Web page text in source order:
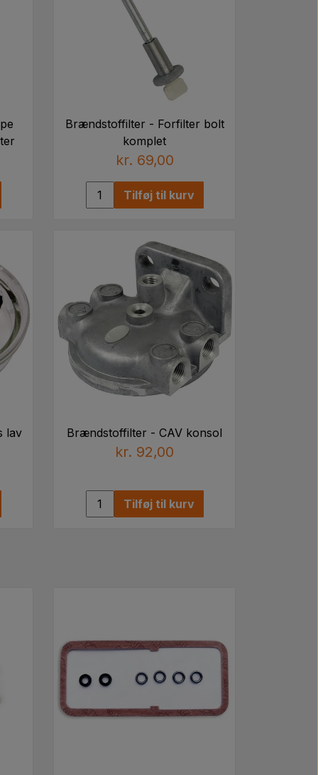
505776, 3062788R91,
3134477R92, 796051R91, 1133280R1,
D8NN9N074AA,
EDPN9N074AA, V34827, 2701E9150B,
C7TZ9365C, D0NN9N074B,
Brændstoffilter - Forfilter bolt
komplet
kr. 69,00
Tilføj til kurv
lav
Brændstoffilter - CAV konsol
kr. 92,00
Tilføj til kurv